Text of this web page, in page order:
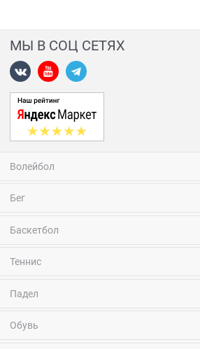
МЫ В СОЦ СЕТЯХ
Волейбол
Бег
Баскетбол
Теннис
Падел
Обувь